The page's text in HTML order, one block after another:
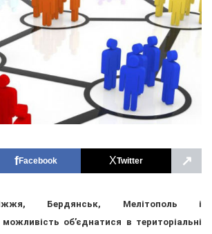
Facebook Twitter ↗
Бердянськ, Мелітополь і
об’єднатися в територіальні